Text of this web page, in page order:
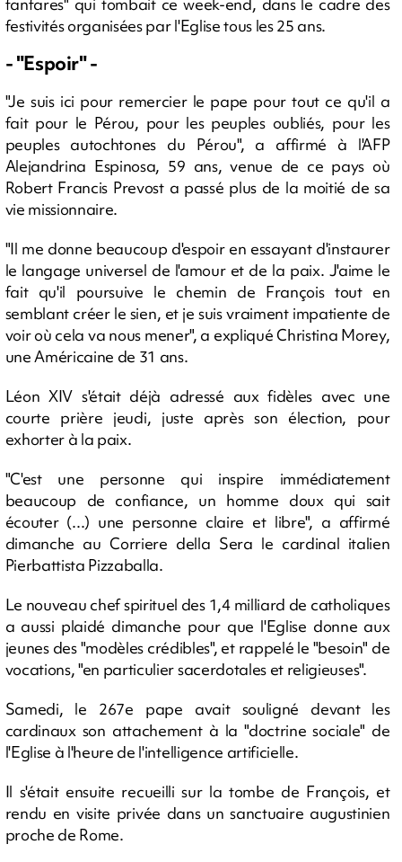
festivités organisées par l'Eglise tous les 25 ans.
- "Espoir" -
"Je suis ici pour remercier le pape pour tout ce qu'il a
fait pour le Pérou, pour les peuples oubliés, pour les
peuples autochtones du Pérou", a affirmé à l'AFP
Alejandrina Espinosa, 59 ans, venue de ce pays où
Robert Francis Prevost a passé plus de la moitié de sa
vie missionnaire.
"Il me donne beaucoup d'espoir en essayant d'instaurer
le langage universel de l'amour et de la paix. J'aime le
fait qu'il poursuive le chemin de François tout en
semblant créer le sien, et je suis vraiment impatiente de
voir où cela va nous mener", a expliqué Christina Morey,
une Américaine de 31 ans.
Léon XIV s'était déjà adressé aux fidèles avec une
courte prière jeudi, juste après son élection, pour
exhorter à la paix.
"C'est une personne qui inspire immédiatement
beaucoup de confiance, un homme doux qui sait
écouter (...) une personne claire et libre", a affirmé
dimanche au Corriere della Sera le cardinal italien
Pierbattista Pizzaballa.
Le nouveau chef spirituel des 1,4 milliard de catholiques
a aussi plaidé dimanche pour que l'Eglise donne aux
jeunes des "modèles crédibles", et rappelé le "besoin" de
vocations, "en particulier sacerdotales et religieuses".
Samedi, le 267e pape avait souligné devant les
cardinaux son attachement à la "doctrine sociale" de
l'Eglise à l'heure de l'intelligence artificielle.
Il s'était ensuite recueilli sur la tombe de François, et
rendu en visite privée dans un sanctuaire augustinien
proche de Rome.